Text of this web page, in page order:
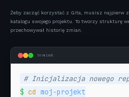
Żeby zacząć korzystać z Gita, musisz najpierw
katalogu swojego projektu. To tworzy strukturę
przechowywał historię zmian.
terminal
# Inicjalizacja nowego
$ cd